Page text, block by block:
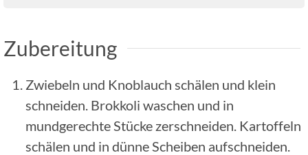
Zubereitung
Zwiebeln und Knoblauch schälen und klein
schneiden. Brokkoli waschen und in
mundgerechte Stücke zerschneiden. Kartoffeln
schälen und in dünne Scheiben aufschneiden.